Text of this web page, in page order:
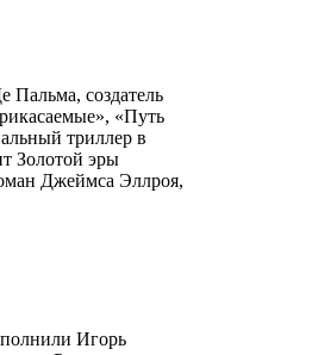
Пальма, создатель
«Путь
триллер в
Золотой эры
Джеймса Эллроя,
Игорь